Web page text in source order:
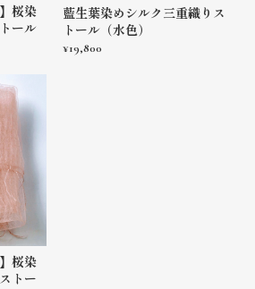
桜染
ール
藍生葉染めシルク三重織りス
トール（水色）
¥19,800
桜染
トー